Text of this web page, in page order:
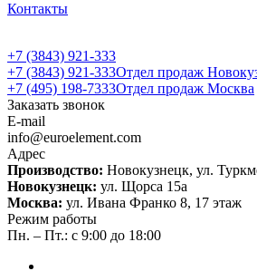
Контакты
+7 (3843) 921-333
+7 (3843) 921-333Отдел продаж
+7 (495) 198-7333Отдел продаж Москва
Заказать звонок
E-mail
info@euroelement.com
Адрес
Производство: Новокузнецк, ул.
Новокузнецк: ул. Щорса 15а
Москва: ул. Ивана Франко 8, 17 этаж
Режим работы
Пн. – Пт.: с 9:00 до 18:00